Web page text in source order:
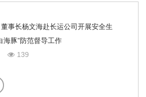
事长杨文海赴长运公司开展安全生
海豚”防范督导工作
139